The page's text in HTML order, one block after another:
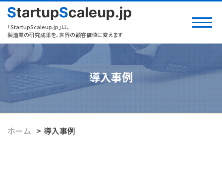
「StartupScaleup.jp」は、
製造業の研究成果を、世界の顧客価値に変えます
導入事例
ホーム 導入事例